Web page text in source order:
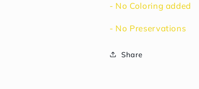
- No Coloring added
- No Preservations
Share